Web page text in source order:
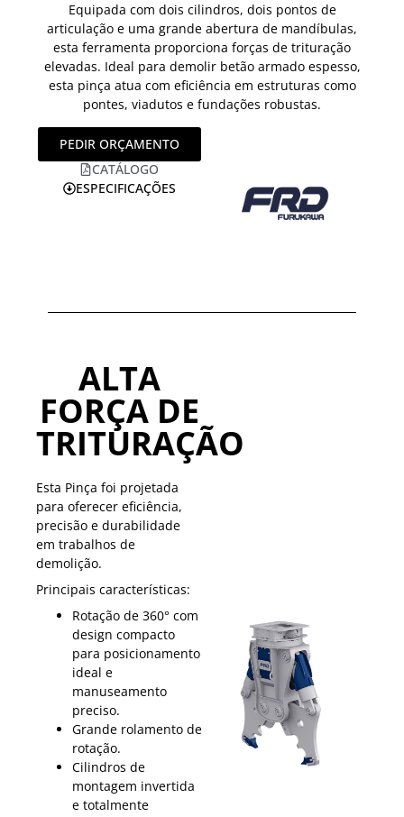
Equipada com dois cilindros, dois pontos de
articulação e uma grande abertura de mandíbulas,
esta ferramenta proporciona forças de trituração
elevadas. Ideal para demolir betão armado espesso,
esta pinça atua com eficiência em estruturas como
pontes, viadutos e fundações robustas.
PEDIR ORÇAMENTO
CATÁLOGO
ESPECIFICAÇÕES
ALTA
FORÇA DE
TRITURAÇÃO
Esta Pinça foi projetada
para oferecer eficiência,
precisão e durabilidade
em trabalhos de
demolição.
Principais características:
Rotação de 360° com
design compacto
para posicionamento
ideal e
manuseamento
preciso.
Grande rolamento de
rotação.
Cilindros de
montagem invertida
e totalmente